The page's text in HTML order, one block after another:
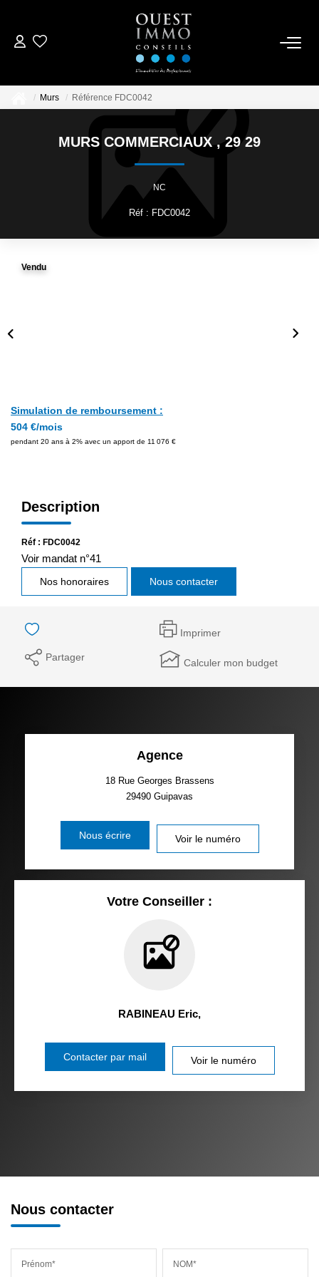
ACCUEIL
ACHETER
NOS RÉALISATIONS
ESTIMER
CONTACTEZ-NOUS
Murs Référence FDC0042
MURS COMMERCIAUX,29 29
NC
Réf : FDC0042
Vendu
Simulation de remboursement :
504 €/mois
pendant 20 ans à 2% avec un apport de 11 076 €
Description
Réf : FDC0042
Voir mandat n°41
Nos honoraires Nous contacter
Imprimer
Partager Calculer mon budget
Agence
18 Rue Georges Brassens
29490 Guipavas
Nous écrire Voir le numéro
Votre Conseiller :
RABINEAU Eric,
Contacter par mail Voir le numéro
Nous contacter
Prénom* NOM*